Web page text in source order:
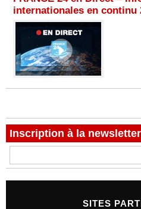
internationales en continu
Inscription à la newsletter
SITES